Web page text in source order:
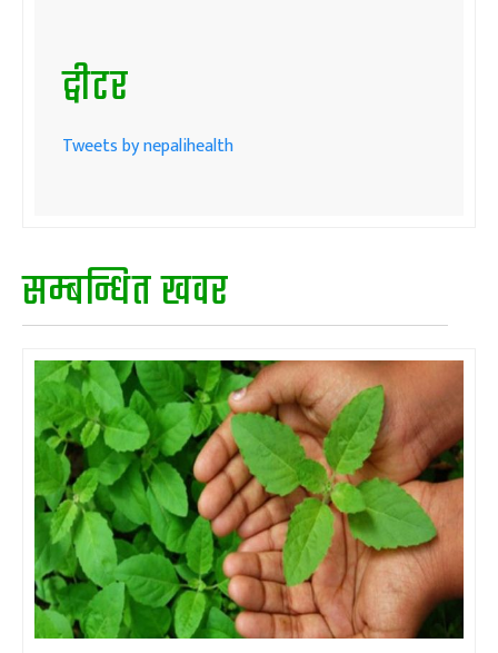
ट्वीटर
Tweets by nepalihealth
सम्बन्धित खवर